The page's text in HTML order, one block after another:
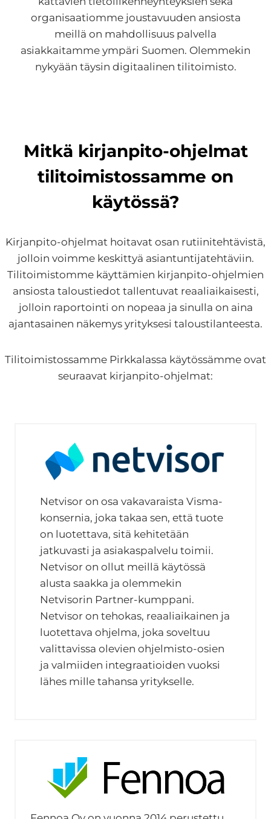
organisaatiomme joustavuuden ansiosta
meillä on mahdollisuus palvella
asiakkaitamme ympäri Suomen. Olemmekin
nykyään täysin digitaalinen tilitoimisto.
Mitkä kirjanpito-ohjelmat
tilitoimistossamme on
käytössä?
Kirjanpito-ohjelmat hoitavat osan rutiinitehtävistä,
jolloin voimme keskittyä asiantuntijatehtäviin.
Tilitoimistomme käyttämien kirjanpito-ohjelmien
ansiosta taloustiedot tallentuvat reaaliaikaisesti,
jolloin raportointi on nopeaa ja sinulla on aina
ajantasainen näkemys yrityksesi taloustilanteesta.
Tilitoimistossamme Pirkkalassa käytössämme ovat
seuraavat kirjanpito-ohjelmat:
Netvisor on osa vakavaraista Visma-
konsernia, joka takaa sen, että tuote
on luotettava, sitä kehitetään
jatkuvasti ja asiakaspalvelu toimii.
Netvisor on ollut meillä käytössä
alusta saakka ja olemmekin
Netvisorin Partner-kumppani.
Netvisor on tehokas, reaaliaikainen ja
luotettava ohjelma, joka soveltuu
valittavissa olevien ohjelmisto-osien
ja valmiiden integraatioiden vuoksi
lähes mille tahansa yritykselle.